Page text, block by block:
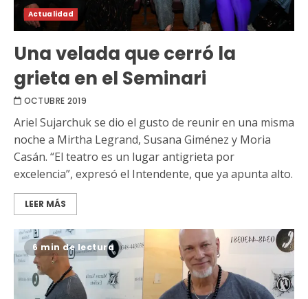
Actualidad
Una velada que cerró la
grieta en el Seminari
OCTUBRE 2019
Ariel Sujarchuk se dio el gusto de reunir en una misma
noche a Mirtha Legrand, Susana Giménez y Moria
Casán. “El teatro es un lugar antigrieta por
excelencia”, expresó el Intendente, que ya apunta alto.
LEER MÁS
6 min de lectura